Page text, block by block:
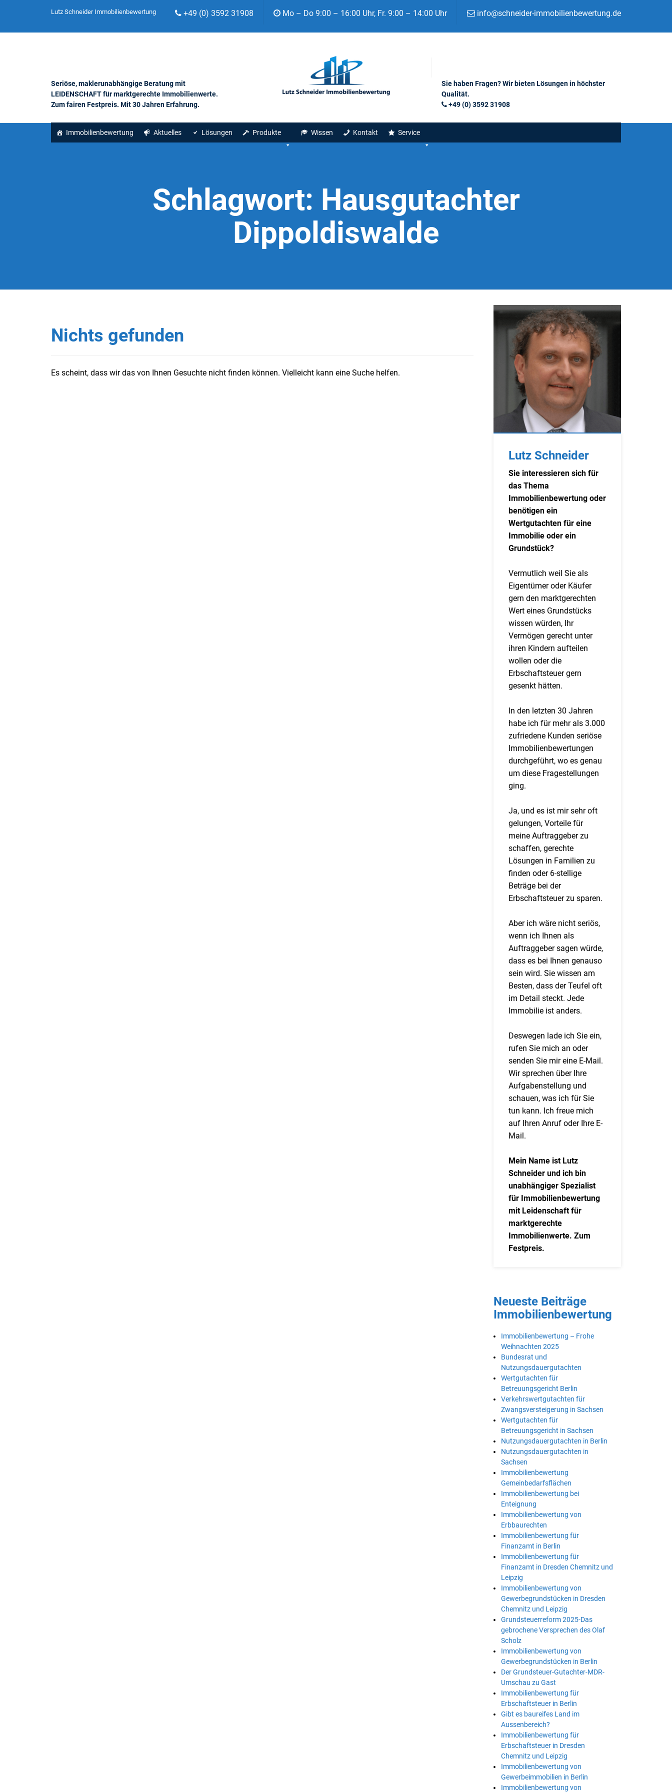
Lutz Schneider Immobilienbewertung +49 (0) 3592 31908 Mo – Do 9:00 – 16:00 Uhr, Fr. 9:00 – 14:00 Uhr info@schneider-immobilienbewertung.de
Seriöse, maklerunabhängige Beratung mit
LEIDENSCHAFT für marktgerechte Immobilienwerte.
Zum fairen Festpreis. Mit 30 Jahren Erfahrung.
Sie haben Fragen? Wir bieten Lösungen in höchster
Qualität.
+49 (0) 3592 31908
Immobilienbewertung Aktuelles Lösungen Produkte Wissen Kontakt Service
Schlagwort: Hausgutachter
Dippoldiswalde
Nichts gefunden
Es scheint, dass wir das von Ihnen Gesuchte nicht finden können. Vielleicht kann eine Suche helfen.
Lutz Schneider
Sie interessieren sich für
das Thema
Immobilienbewertung oder
benötigen ein
Wertgutachten für eine
Immobilie oder ein
Grundstück?
Vermutlich weil Sie als
Eigentümer oder Käufer
gern den marktgerechten
Wert eines Grundstücks
wissen würden, Ihr
Vermögen gerecht unter
ihren Kindern aufteilen
wollen oder die
Erbschaftsteuer gern
gesenkt hätten.
In den letzten 30 Jahren
habe ich für mehr als 3.000
zufriedene Kunden seriöse
Immobilienbewertungen
durchgeführt, wo es genau
um diese Fragestellungen
ging.
Ja, und es ist mir sehr oft
gelungen, Vorteile für
meine Auftraggeber zu
schaffen, gerechte
Lösungen in Familien zu
finden oder 6-stellige
Beträge bei der
Erbschaftsteuer zu sparen.
Aber ich wäre nicht seriös,
wenn ich Ihnen als
Auftraggeber sagen würde,
dass es bei Ihnen genauso
sein wird. Sie wissen am
Besten, dass der Teufel oft
im Detail steckt. Jede
Immobilie ist anders.
Deswegen lade ich Sie ein,
rufen Sie mich an oder
senden Sie mir eine E-Mail.
Wir sprechen über Ihre
Aufgabenstellung und
schauen, was ich für Sie
tun kann. Ich freue mich
auf Ihren Anruf oder Ihre E-
Mail.
Mein Name ist Lutz
Schneider und ich bin
unabhängiger Spezialist
für Immobilienbewertung
mit Leidenschaft für
marktgerechte
Immobilienwerte. Zum
Festpreis.
Neueste Beiträge
Immobilienbewertung
Immobilienbewertung – Frohe
Weihnachten 2025
Bundesrat und
Nutzungsdauergutachten
Wertgutachten für
Betreuungsgericht Berlin
Verkehrswertgutachten für
Zwangsversteigerung in Sachsen
Wertgutachten für
Betreuungsgericht in Sachsen
Nutzungsdauergutachten in Berlin
Nutzungsdauergutachten in
Sachsen
Immobilienbewertung
Gemeinbedarfsflächen
Immobilienbewertung bei
Enteignung
Immobilienbewertung von
Erbbaurechten
Immobilienbewertung für
Finanzamt in Berlin
Immobilienbewertung für
Finanzamt in Dresden Chemnitz und
Leipzig
Immobilienbewertung von
Gewerbegrundstücken in Dresden
Chemnitz und Leipzig
Grundsteuerreform 2025-Das
gebrochene Versprechen des Olaf
Scholz
Immobilienbewertung von
Gewerbegrundstücken in Berlin
Der Grundsteuer-Gutachter-MDR-
Umschau zu Gast
Immobilienbewertung für
Erbschaftsteuer in Berlin
Gibt es baureifes Land im
Aussenbereich?
Immobilienbewertung für
Erbschaftsteuer in Dresden
Chemnitz und Leipzig
Immobilienbewertung von
Gewerbeimmobilien in Berlin
Immobilienbewertung von